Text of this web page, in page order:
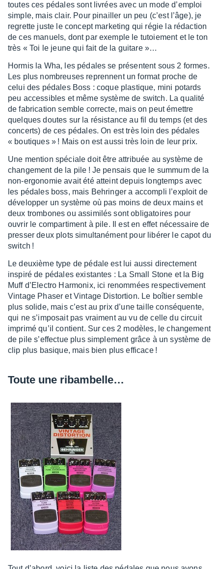
toutes ces pédales sont livrées avec un mode d’em­ploi
simple, mais clair. Pour pinailler un peu (c’est l’âge), je
regrette juste le concept marke­ting qui régie la rédac­tion
de ces manuels, dont par exemple le tutoie­ment et le ton
très « Toi le jeune qui fait de la guitare »…
Hormis la Wha, les pédales se présentent sous 2 formes.
Les plus nombreuses reprennent un format proche de
celui des pédales Boss : coque plas­tique, mini potards
peu acces­sibles et même système de switch. La qualité
de fabri­ca­tion semble correcte, mais on peut émettre
quelques doutes sur la résis­tance au fil du temps (et des
concerts) de ces pédales. On est très loin des pédales
« boutiques » ! Mais on est aussi très loin de leur prix.
Une mention spéciale doit être attri­buée au système de
chan­ge­ment de la pile ! Je pensais que le summum de la
non-ergo­no­mie avait été atteint depuis long­temps avec
les pédales boss, mais Behrin­ger a accom­pli l’ex­ploit de
déve­lop­per un système où pas moins de deux mains et
deux trom­bones ou assi­mi­lés sont obli­ga­toires pour
ouvrir le compar­ti­ment à pile. Il est en effet néces­saire de
pres­ser deux plots simul­ta­né­ment pour libé­rer le capot du
switch !
Le deuxième type de pédale est lui aussi direc­te­ment
inspiré de pédales exis­tantes : La Small Stone et la Big
Muff d’Elec­tro Harmo­nix, ici renom­mées respec­ti­ve­ment
Vintage Phaser et Vintage Distor­tion. Le boîtier semble
plus solide, mais c’est au prix d’une taille consé­quente,
qui ne s’im­po­sait pas vrai­ment au vu de celle du circuit
imprimé qu’il contient. Sur ces 2 modèles, le chan­ge­ment
de pile s’ef­fec­tue plus simple­ment grâce à un système de
clip plus basique, mais bien plus effi­cace !
Toute une ribam­bel­le…